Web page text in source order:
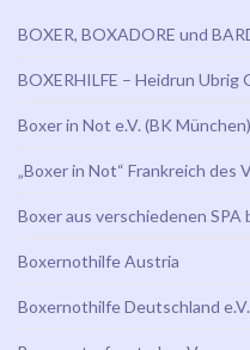
BOXER, BOXADORE und
BOXERHILFE – Heidrun Ubrig
Boxer in Not e.V. (BK München)
„Boxer in Not“ Frankreich des
Boxer aus verschiedenen SPA
Boxernothilfe Austria
Boxernothilfe Deutschland e.V.